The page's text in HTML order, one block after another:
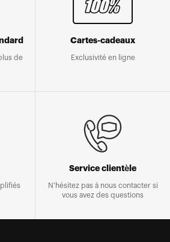
de
Cartes-cadeaux
Exclusivité en ligne
Service clientèle
N'hésitez pas à nous contacter si
vous avez des questions